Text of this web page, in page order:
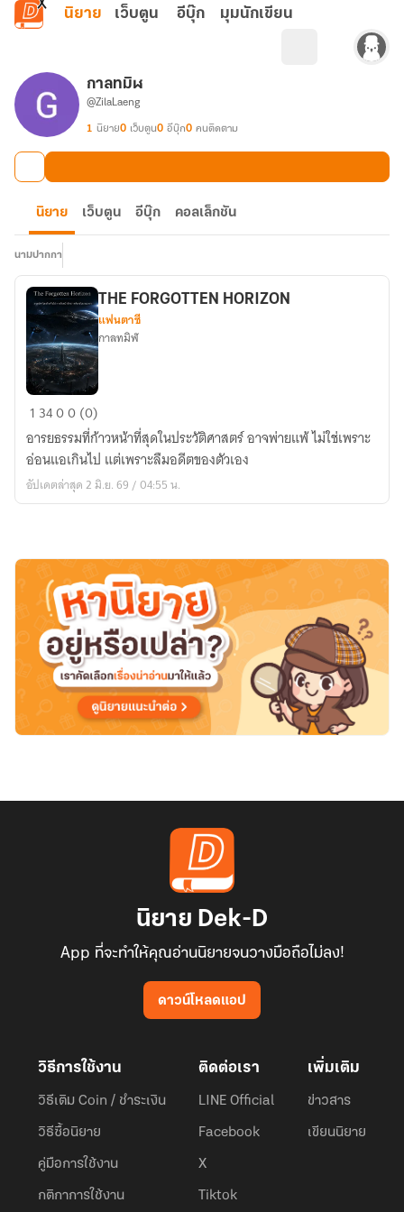
ข้ามไปยังเนื้อหาหลัก
นิยาย เว็บตูน อีบุ๊ก มุมนักเขียน
กาลทมิฬ
@ZilaLaeng
1 นิยาย0 เว็บตูน0 อีบุ๊ก0 คนติดตาม
นิยาย เว็บตูน อีบุ๊ก คอลเล็กชัน
นามปากกา
THE
FORGOTTEN
HORIZON
THE FORGOTTEN HORIZON
แฟนตาซี
กาลทมิฬ
1 3400 (0)
อารยธรรมที่ก้าวหน้าที่สุดในประวัติศาสตร์ อาจพ่ายแพ้ ไม่ใช่เพราะ
อ่อนแอเกินไป แต่เพราะลืมอดีตของตัวเอง
อัปเดตล่าสุด 2 มิ.ย. 69 / 04:55 น.
นิยาย Dek-D
App ที่จะทำให้คุณอ่านนิยายจนวางมือถือไม่ลง!
ดาวน์โหลดแอป
วิธีการใช้งาน
วิธีเติม Coin / ชำระเงิน
วิธีซื้อนิยาย
คู่มือการใช้งาน
กติกาการใช้งาน
ติดต่อเรา
LINE Official
Facebook
X
Tiktok
เพิ่มเติม
ข่าวสาร
เขียนนิยาย